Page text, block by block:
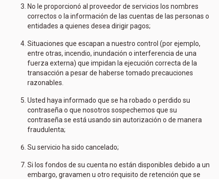
No le proporcionó al proveedor de servicios los nombres
correctos o la información de las cuentas de las personas o
entidades a quienes desea dirigir pagos;
Situaciones que escapan a nuestro control (por ejemplo,
entre otras, incendio, inundación o interferencia de una
fuerza externa) que impidan la ejecución correcta de la
transacción a pesar de haberse tomado precauciones
razonables.
Usted haya informado que se ha robado o perdido su
contraseña o que nosotros sospechemos que su
contraseña se está usando sin autorización o de manera
fraudulenta;
Su servicio ha sido cancelado;
Si los fondos de su cuenta no están disponibles debido a un
embargo, gravamen u otro requisito de retención que se